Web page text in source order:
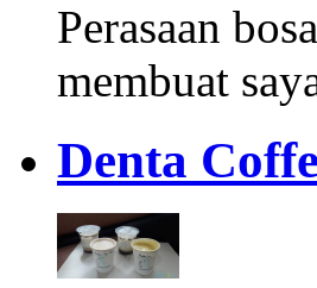
Perasaan
membuat
Denta